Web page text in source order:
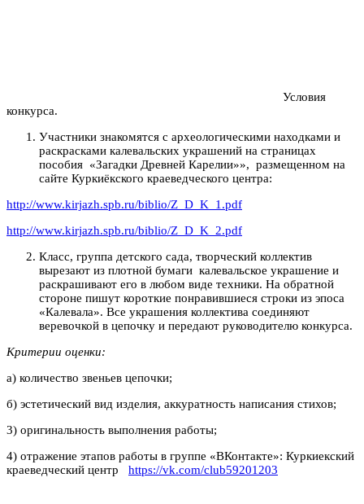
Условия
конкурса.
Участники знакомятся с археологическими находками и
раскрасками калевальских украшений на страницах
пособия «Загадки Древней Карелии»», размещенном на
сайте Куркиёкского краеведческого центра:
http://www.kirjazh.spb.ru/biblio/Z_D_K_1.pdf
http://www.kirjazh.spb.ru/biblio/Z_D_K_2.pdf
Класс, группа детского сада, творческий коллектив
вырезают из плотной бумаги калевальское украшение и
раскрашивают его в любом виде техники. На обратной
стороне пишут короткие понравившиеся строки из эпоса
«Калевала». Все украшения коллектива соединяют
веревочкой в цепочку и передают руководителю конкурса.
Критерии оценки:
а) количество звеньев цепочки;
б) эстетический вид изделия, аккуратность написания стихов;
3) оригинальность выполнения работы;
4) отражение этапов работы в группе «ВКонтакте»: Куркиекский
краеведческий центр https://vk.com/club59201203